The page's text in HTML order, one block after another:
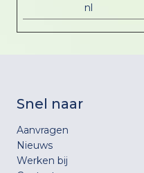
nl
Snel naar
Aanvragen
Nieuws
Werken bij